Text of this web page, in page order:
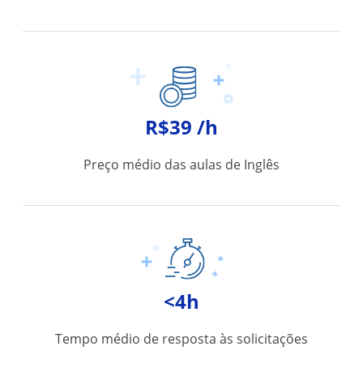
R$39 /h
Preço médio das aulas de Inglês
<4h
Tempo médio de resposta às solicitações